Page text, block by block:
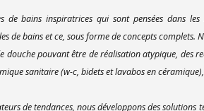
de bains inspiratrices qui sont pensées dans
de bains et ce, sous forme de concepts
douche pouvant être de réalisation atypique, des
sanitaire (w-c, bidets et lavabos en
de tendances, nous développons des